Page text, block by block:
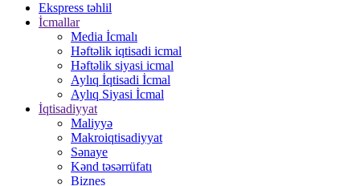
Ekspress təhlil
İcmallar
Media İcmalı
Həftəlik iqtisadi icmal
Həftəlik siyasi icmal
Aylıq İqtisadi İcmal
Aylıq Siyasi İcmal
İqtisadiyyat
Maliyyə
Makroiqtisadiyyat
Sənaye
Kənd təsərrüfatı
Biznes